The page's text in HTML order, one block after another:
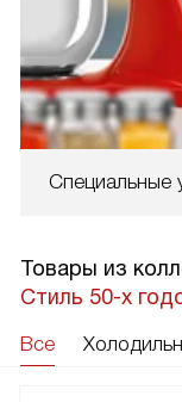
Специальные
Товары из
Стиль 50-х
Все